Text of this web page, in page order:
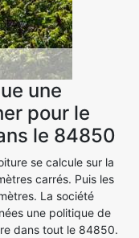
une
pour le
le 84850
se calcule sur la
carrés. Puis les
La société
une politique de
dans tout le 84850.